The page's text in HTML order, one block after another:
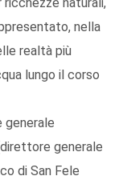
naturali,
nella
realtà più
lungo il corso
generale
generale
di San Fele